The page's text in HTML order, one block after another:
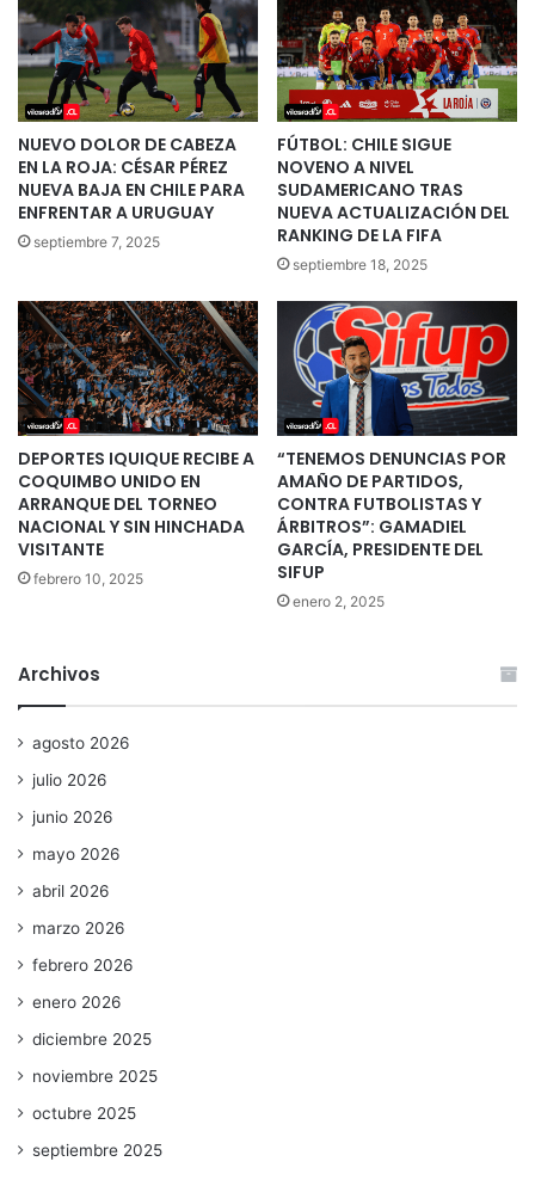
NUEVO DOLOR DE CABEZA
EN LA ROJA: CÉSAR PÉREZ
NUEVA BAJA EN CHILE PARA
ENFRENTAR A URUGUAY
septiembre 7, 2025
FÚTBOL: CHILE SIGUE
NOVENO A NIVEL
SUDAMERICANO TRAS
NUEVA ACTUALIZACIÓN DEL
RANKING DE LA FIFA
septiembre 18, 2025
DEPORTES IQUIQUE RECIBE A
COQUIMBO UNIDO EN
ARRANQUE DEL TORNEO
NACIONAL Y SIN HINCHADA
VISITANTE
febrero 10, 2025
“TENEMOS DENUNCIAS POR
AMAÑO DE PARTIDOS,
CONTRA FUTBOLISTAS Y
ÁRBITROS”: GAMADIEL
GARCÍA, PRESIDENTE DEL
SIFUP
enero 2, 2025
Archivos
agosto 2026
julio 2026
junio 2026
mayo 2026
abril 2026
marzo 2026
febrero 2026
enero 2026
diciembre 2025
noviembre 2025
octubre 2025
septiembre 2025